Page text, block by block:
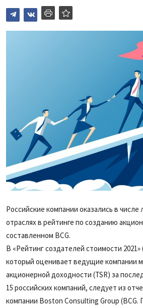
База знаний
Российские компании оказались в числе
отраслях в рейтинге по созданию
составленном BCG.
В «Рейтинг создателей стоимости 2021»
который оценивает ведущие компании
акционерной доходности (TSR) за
15 российских компаний, следует из
компании Boston Consulting Group (BCG.